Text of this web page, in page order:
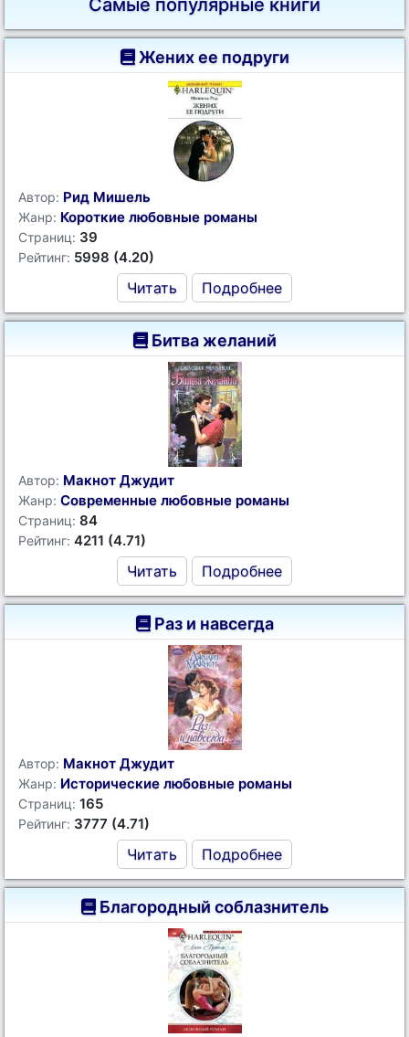
Самые популярные книги
Жених ее подруги
Автор: Рид Мишель
Жанр: Короткие любовные романы
Страниц: 39
Рейтинг: 5998 (4.20)
Читать Подробнее
Битва желаний
Автор: Макнот Джудит
Жанр: Современные любовные романы
Страниц: 84
Рейтинг: 4211 (4.71)
Читать Подробнее
Раз и навсегда
Автор: Макнот Джудит
Жанр: Исторические любовные романы
Страниц: 165
Рейтинг: 3777 (4.71)
Читать Подробнее
Благородный соблазнитель